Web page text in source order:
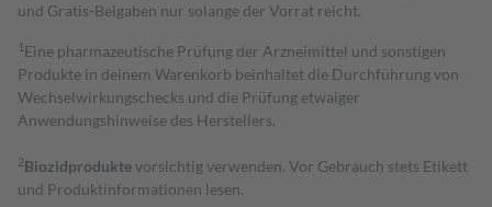
und Gratis-Beigaben nur solange der Vorrat reicht.
1 Eine pharmazeutische Prüfung der Arzneimittel und sonstigen
Produkte in deinem Warenkorb beinhaltet die Durchführung von
Wechselwirkungschecks und die Prüfung etwaiger
Anwendungshinweise des Herstellers.
2Biozidproduktevorsichtig verwenden. Vor Gebrauch stets Etikett
und Produktinformationen lesen.